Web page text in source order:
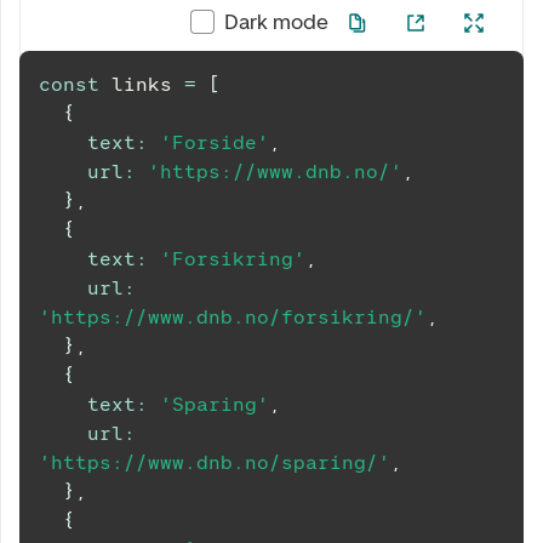
Dark mode
const links =
[
{
text : 'Forside' ,
url : 'https://www.dnb.no/' ,
} ,
{
text : 'Forsikring' ,
url :
'https://www.dnb.no/forsikring/' ,
} ,
{
text : 'Sparing' ,
url :
'https://www.dnb.no/sparing/' ,
} ,
{